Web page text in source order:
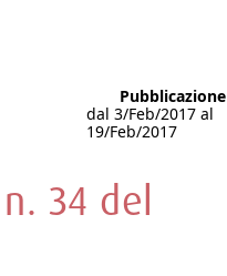
Pubblicazione
dal 3/Feb/2017 al
19/Feb/2017
34 del